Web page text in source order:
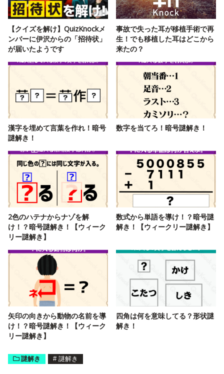
【クイズを解け】QuizKnockメ
ンバーに伊沢からの「招待状」
が届いたようです
事故で失った耳が移植手術で再
生！でも移植した耳はどこから
来たの？
漢字を埋めて言葉を作れ！暗号
謎解き！
数字を当てろ！暗号謎解き！
2色のハテナからナゾを解
け！？暗号謎解き！【ウィーク
リー謎解き】
数式から単語を導け！？暗号謎
解き！【ウィークリー謎解き】
矢印の向きから動物の名前を導
け！？暗号謎解き！【ウィーク
リー謎解き】
四角は何を意味してる？形状謎
解き！
謎解き # 謎解き